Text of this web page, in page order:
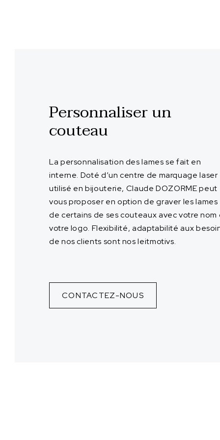
Personnaliser un
couteau
La personnalisation des lames se fait en
interne. Doté d’un centre de marquage laser
utilisé en bijouterie, Claude DOZORME peut
vous proposer en option de graver les lames
de certains de ses couteaux avec votre nom
votre logo. Flexibilité, adaptabilité aux
de nos clients sont nos leitmotivs.
CONTACTEZ-NOUS